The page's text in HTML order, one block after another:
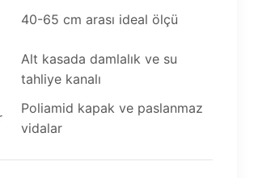
40-65 cm arası ideal ölçü
Alt kasada damlalık ve su
tahliye kanalı
Poliamid kapak ve paslanmaz
vidalar